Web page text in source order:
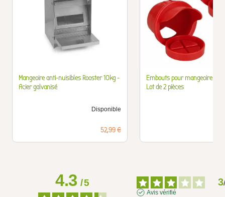
Mangeoire anti-nuisibles Rooster 10kg -
Acier galvanisé
Disponible
Prix
52,99 €
Embouts pour mangeoire à
Lot de 2 pièces
4.3/5 3
Avis vérifié